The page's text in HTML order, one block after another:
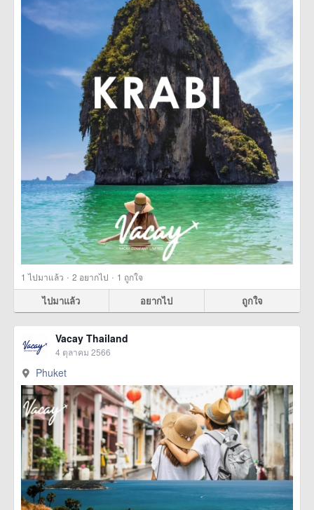
1 ไปมาแล้ว · 2 อยากไป · 1 ถูกใจ
ไปมาแล้ว อยากไป ถูกใจ
Vacay Thailand
4 ตุลาคม 2566
Phuket